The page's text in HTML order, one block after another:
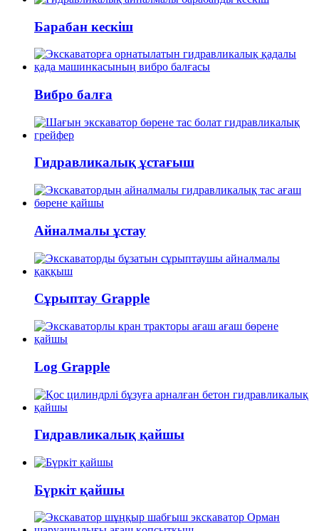
Барабан кескіш
Вибро балға
Гидравликалық ұстағыш
Айналмалы ұстау
Сұрыптау Grapple
Log Grapple
Гидравликалық қайшы
Бүркіт қайшы